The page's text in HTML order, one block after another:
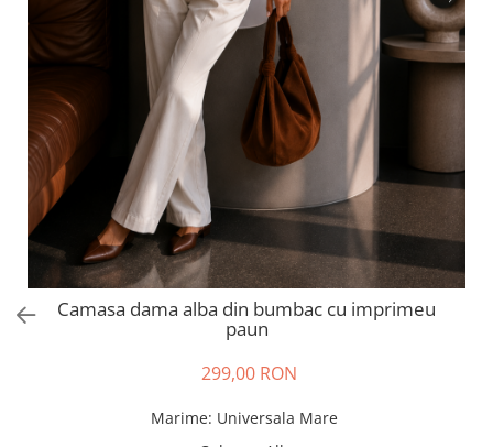
Tricouri si topuri
Rochii de eveniment
Camasa dama alba din bumbac cu imprimeu
paun
299,00 RON
Marime: Universala Mare